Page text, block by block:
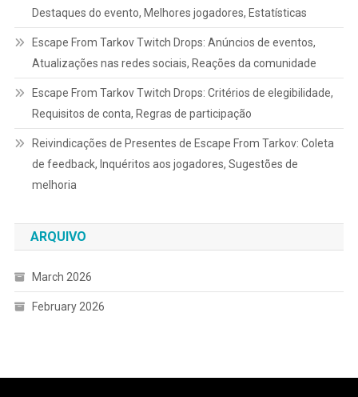
Destaques do evento, Melhores jogadores, Estatísticas
Escape From Tarkov Twitch Drops: Anúncios de eventos,
Atualizações nas redes sociais, Reações da comunidade
Escape From Tarkov Twitch Drops: Critérios de elegibilidade,
Requisitos de conta, Regras de participação
Reivindicações de Presentes de Escape From Tarkov: Coleta
de feedback, Inquéritos aos jogadores, Sugestões de
melhoria
ARQUIVO
March 2026
February 2026